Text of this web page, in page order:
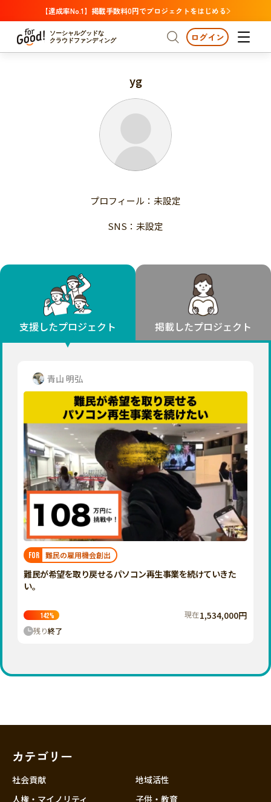
【達成率No.1】掲載手数料0円でプロジェクトをはじめる
ソーシャルグッドな
クラウドファンディング
プロジェクトからさがす 注目
支援金額が多い
支援人数が多い
終了日が近い
国際協力
子ども・教育
フード・農業
文化
環境・エシカル
人権・マイノリティ
社会貢献
地域からさがす 北海道・東北
北海道
秋田
山形
福島
茨城
栃木
群馬
神奈川
石川
プロジェクトからさがす
支援金額が多い
終了日が近い
カテゴリーからさがす
医療・福祉
子ども・教育
人権・マイノリティ
北海道 青森 岩手 宮城
秋田
福島
茨城 栃木 群馬
千葉
東京
神奈川
新潟 富山
長野
岐阜 静岡 愛知
三重 滋賀 京都 大阪
兵庫
奈良
和歌山
中国
鳥取 島根 岡山 広島 山口
四国
徳島 香川 愛媛
九州・沖縄
福岡 佐賀 長崎
宮崎
鹿児島 沖縄
ログイン
yg
プロフィール：未設定
SNS：未設定
支援したプロジェクト 掲載したプロジェクト
青山 明弘
FOR 難民の雇用機会創出
難民が希望を取り戻せるパソコン再生事業を続けていきた
い。
142% 現在1,534,000円
残り終了
カテゴリー
社会貢献
人権・マイノリティ
地域活性
子供・教育